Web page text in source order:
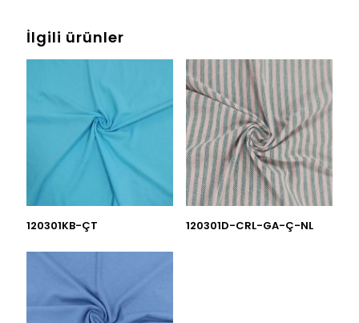
İlgili ürünler
120301KB-ÇT 120301D-CRL-GA-Ç-NL